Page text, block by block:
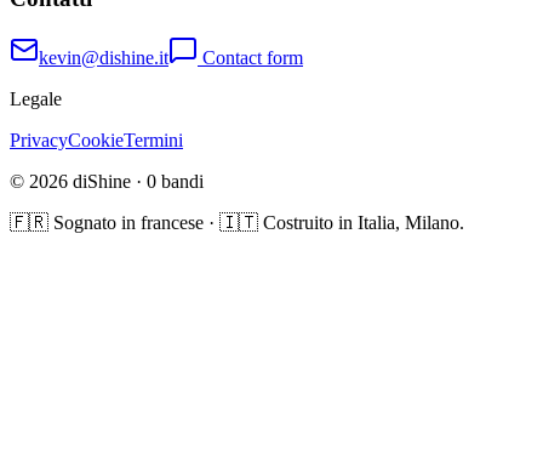
kevin@dishine.it
Contact form
Legale
PrivacyCookieTermini
© 2026 diShine · 0 bandi
🇫🇷 Sognato in francese · 🇮🇹 Costruito in Italia, Milano.